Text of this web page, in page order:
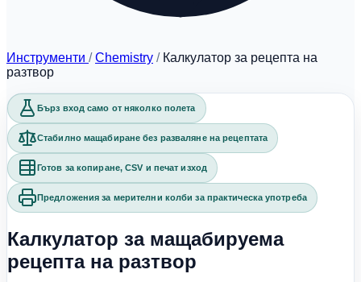
Инструменти / Chemistry / Калкулатор за рецепта на
разтвор
Бърз вход само от няколко полета
Стабилно мащабиране без разваляне на рецептата
Готов за копиране, CSV и печат изход
Предложения за мерителни колби за практическа употреба
Калкулатор за мащабируема
рецепта на разтвор